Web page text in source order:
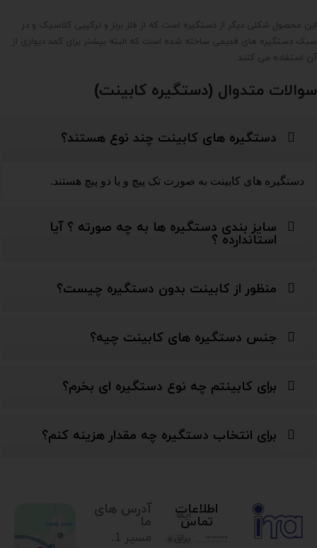
این محصول شکلی دیگر از دستگیره است که از فلز برنز و ترکیبی کلاسیک و در
سبک دستگیره های قدیمی ساخته شده است که البته بیشتر برای کمد دیواری از
آن استفاده می کنند.
سوالات متدوال (دستگیره کابینت)
دستگیره های کابینت چند نوع هستند؟
دستگیره های کابینت به صورت تک پیچ و یا دو پیچ هستند.
سایز بندی دستگیره ها به چه صورته ؟ آیا
استاندارده ؟
منظور از کابینت بدون دستگیره چیست؟
جنس دستگیره های کابینت چیه؟
برای کابینتم چه نوع دستگیره ای بخرم؟
برای انتخاب دستگیره چه مقدار هزینه کنم؟
ایما
یراق،
اطلاعات
تماس
آدرس های
ما
مسیر 1.